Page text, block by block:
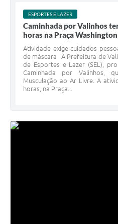
ESPORTES E LAZER
Caminhada por Valinhos
horas na Praça
Atividade exige cuidados
de máscara A Prefeitura de
de Esportes e Lazer (SEL),
Caminhada por Valinhos,
Musculação ao Ar Livre. A
horas, na Praça...